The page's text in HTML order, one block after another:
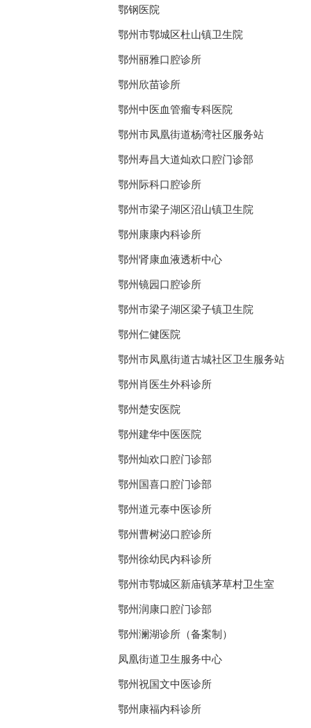
鄂钢医院
鄂州市鄂城区杜山镇卫生院
鄂州丽雅口腔诊所
鄂州欣苗诊所
鄂州中医血管瘤专科医院
鄂州市凤凰街道杨湾社区服务站
鄂州寿昌大道灿欢口腔门诊部
鄂州际科口腔诊所
鄂州市梁子湖区沼山镇卫生院
鄂州康康内科诊所
鄂州肾康血液透析中心
鄂州镜园口腔诊所
鄂州市梁子湖区梁子镇卫生院
鄂州仁健医院
鄂州市凤凰街道古城社区卫生服务站
鄂州肖医生外科诊所
鄂州楚安医院
鄂州建华中医医院
鄂州灿欢口腔门诊部
鄂州国喜口腔门诊部
鄂州道元泰中医诊所
鄂州曹树泌口腔诊所
鄂州徐幼民内科诊所
鄂州市鄂城区新庙镇茅草村卫生室
鄂州润康口腔门诊部
鄂州澜湖诊所（备案制）
凤凰街道卫生服务中心
鄂州祝国文中医诊所
鄂州康福内科诊所